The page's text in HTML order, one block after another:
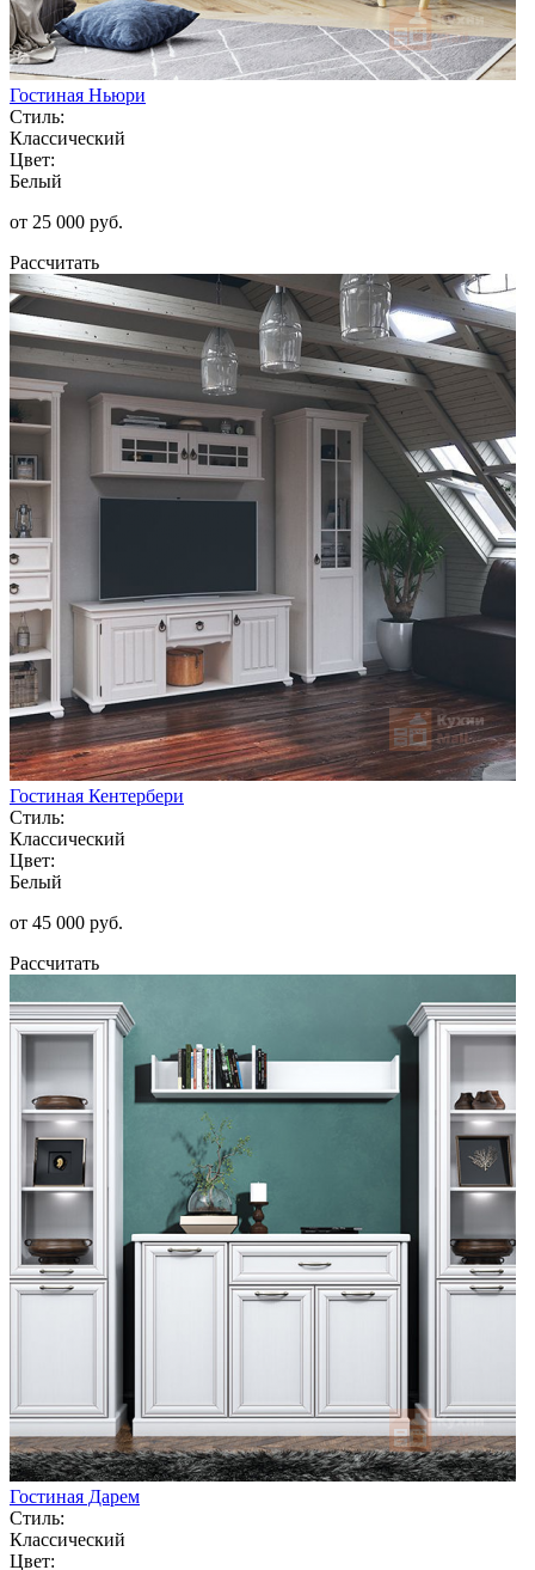
Гостиная Ньюри
Стиль:
Классический
Цвет:
Белый
от 25 000 руб.
Рассчитать
Гостиная Кентербери
Стиль:
Классический
Цвет:
Белый
от 45 000 руб.
Рассчитать
Гостиная Дарем
Стиль:
Классический
Цвет: